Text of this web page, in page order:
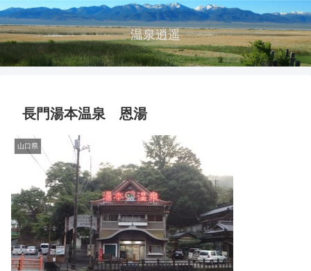
温泉逍遥
長門湯本温泉 恩湯
山口県